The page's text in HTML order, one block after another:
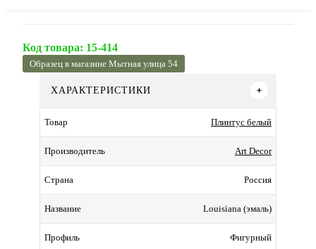
Код товара: 15-414
Образец в магазине Мытная улица 54
ХАРАКТЕРИСТИКИ
Товар Плинтус белый
Производитель Art Decor
Страна Россия
Название Louisiana (эмаль)
Профиль Фигурный